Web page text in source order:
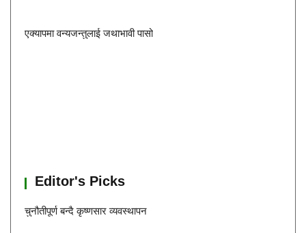
एक्यापमा वन्यजन्तुलाई जथाभावी पासो
चुनौतीपूर्ण बन्दै कृष्णसार व्यवस्थापन
Editor's Picks